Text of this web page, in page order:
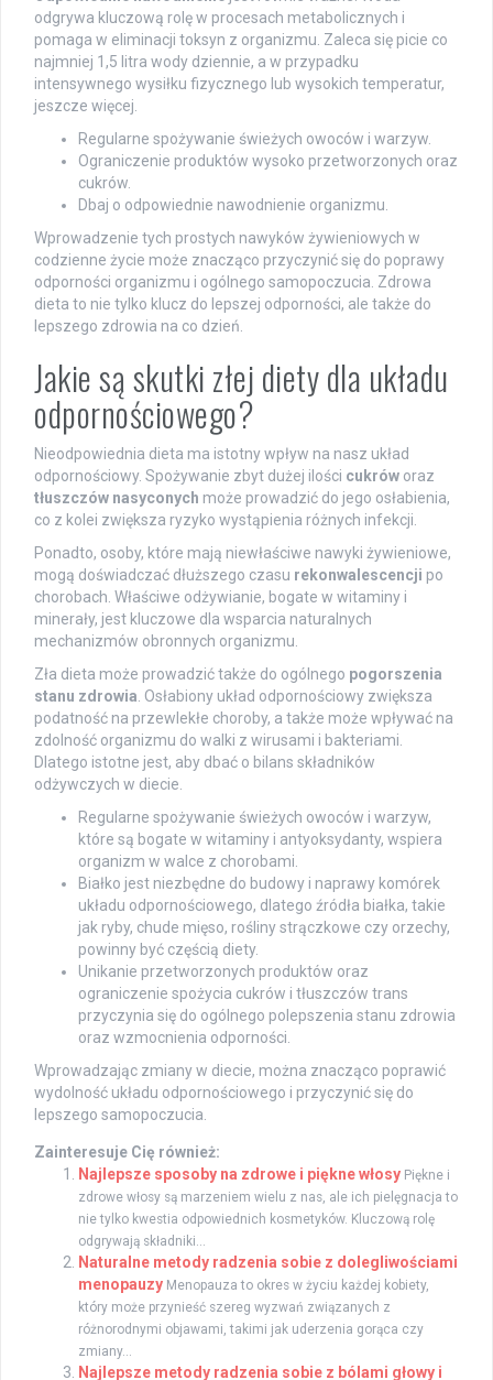
odgrywa kluczową rolę w procesach metabolicznych i
pomaga w eliminacji toksyn z organizmu. Zaleca się picie co
najmniej 1,5 litra wody dziennie, a w przypadku
intensywnego wysiłku fizycznego lub wysokich temperatur,
jeszcze więcej.
Regularne spożywanie świeżych owoców i warzyw.
Ograniczenie produktów wysoko przetworzonych oraz
cukrów.
Dbaj o odpowiednie nawodnienie organizmu.
Wprowadzenie tych prostych nawyków żywieniowych w
codzienne życie może znacząco przyczynić się do poprawy
odporności organizmu i ogólnego samopoczucia. Zdrowa
dieta to nie tylko klucz do lepszej odporności, ale także do
lepszego zdrowia na co dzień.
Jakie są skutki złej diety dla układu
odpornościowego?
Nieodpowiednia dieta ma istotny wpływ na nasz układ
odpornościowy. Spożywanie zbyt dużej ilości cukrów oraz
tłuszczów nasyconych może prowadzić do jego osłabienia,
co z kolei zwiększa ryzyko wystąpienia różnych infekcji.
Ponadto, osoby, które mają niewłaściwe nawyki żywieniowe,
mogą doświadczać dłuższego czasu rekonwalescencji po
chorobach. Właściwe odżywianie, bogate w witaminy i
minerały, jest kluczowe dla wsparcia naturalnych
mechanizmów obronnych organizmu.
Zła dieta może prowadzić także do ogólnego pogorszenia
stanu zdrowia . Osłabiony układ odpornościowy zwiększa
podatność na przewlekłe choroby, a także może wpływać na
zdolność organizmu do walki z wirusami i bakteriami.
Dlatego istotne jest, aby dbać o bilans składników
odżywczych w diecie.
Regularne spożywanie świeżych owoców i warzyw,
które są bogate w witaminy i antyoksydanty, wspiera
organizm w walce z chorobami.
Białko jest niezbędne do budowy i naprawy komórek
układu odpornościowego, dlatego źródła białka, takie
jak ryby, chude mięso, rośliny strączkowe czy orzechy,
powinny być częścią diety.
Unikanie przetworzonych produktów oraz
ograniczenie spożycia cukrów i tłuszczów trans
przyczynia się do ogólnego polepszenia stanu zdrowia
oraz wzmocnienia odporności.
Wprowadzając zmiany w diecie, można znacząco poprawić
wydolność układu odpornościowego i przyczynić się do
lepszego samopoczucia.
Zainteresuje Cię również:
Najlepsze sposoby na zdrowe i piękne włosy Piękne i
zdrowe włosy są marzeniem wielu z nas, ale ich pielęgnacja to
nie tylko kwestia odpowiednich kosmetyków. Kluczową rolę
odgrywają składniki...
Naturalne metody radzenia sobie z dolegliwościami
menopauzy Menopauza to okres w życiu każdej kobiety,
który może przynieść szereg wyzwań związanych z
różnorodnymi objawami, takimi jak uderzenia gorąca czy
zmiany...
Najlepsze metody radzenia sobie z bólami głowy i